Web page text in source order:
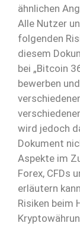
ähnlichen
Alle Nutzer
folgenden
diesem
bei „Bitcoin
bewerben
wird jedoch
Dokument
Aspekte im
Forex, CFDs
erläutern
Risiken beim